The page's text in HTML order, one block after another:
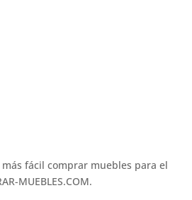
más fácil comprar muebles para el
MUEBLES.COM.